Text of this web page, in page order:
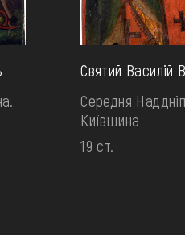
Святий Василій
Середня
Київщина
19 ст.